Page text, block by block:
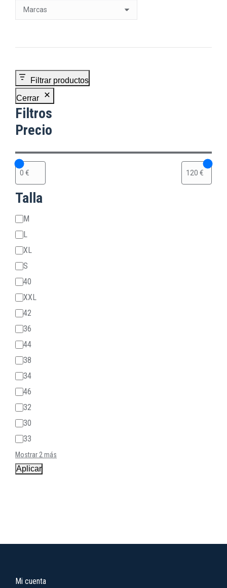
Filtrar productos
Cerrar
Filtros
Precio
Talla
Talla
M
L
XL
S
40
XXL
42
36
44
38
34
46
32
30
33
Mostrar 2 más
Aplicar
Mi cuenta